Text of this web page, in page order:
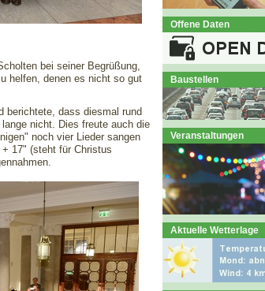
bei seiner Begrüßung,
helfen, denen es nicht so gut
berichtete, dass diesmal rund
nicht. Dies freute auch die
noch vier Lieder sangen
17" (steht für Christus
Offene Daten
Baustellen
Veranstaltungen
Aktuelle Wetterlage